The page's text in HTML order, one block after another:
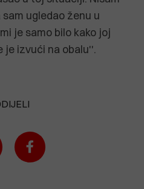
ugledao ženu u
je samo bilo kako joj
je izvući na obalu''.